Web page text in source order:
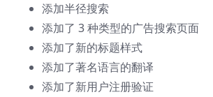
添加半径搜索
添加了 3 种类型的广告搜索页面
添加了新的标题样式
添加了著名语言的翻译
添加了新用户注册验证